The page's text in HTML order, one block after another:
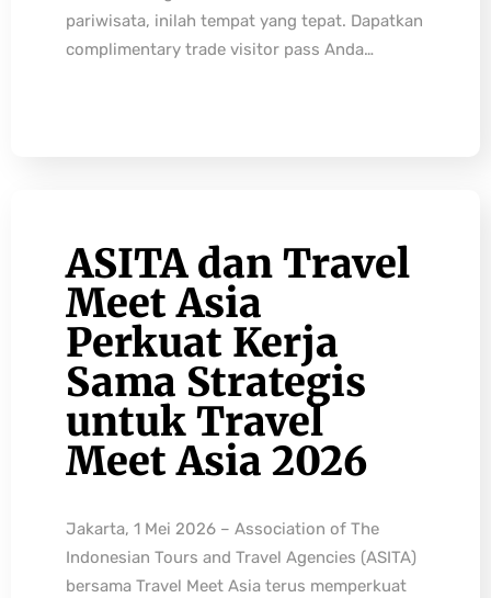
pariwisata, inilah tempat yang tepat. Dapatkan
complimentary trade visitor pass Anda…
ASITA dan Travel
Meet Asia
Perkuat Kerja
Sama Strategis
untuk Travel
Meet Asia 2026
Jakarta, 1 Mei 2026 – Association of The
Indonesian Tours and Travel Agencies (ASITA)
bersama Travel Meet Asia terus memperkuat